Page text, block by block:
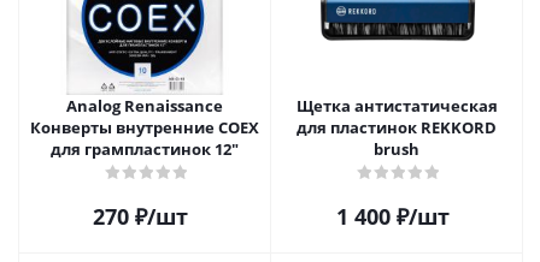
Analog Renaissance
Конверты внутренние COEX
для грампластинок 12"
270 ₽/шт
Щетка антистатическая
для пластинок REKKORD
brush
1 400₽/шт